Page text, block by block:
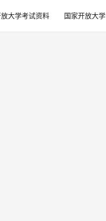
大学考试资料 国家开放大学